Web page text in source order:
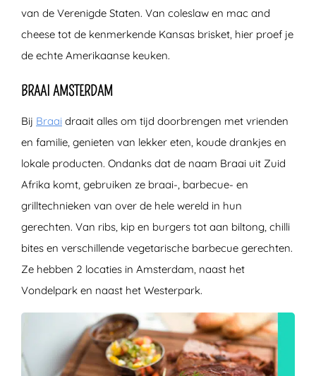
van de Verenigde Staten. Van coleslaw en mac and
cheese tot de kenmerkende Kansas brisket, hier proef je
de echte Amerikaanse keuken.
BRAAI AMSTERDAM
Bij Braai draait alles om tijd doorbrengen met vrienden
en familie, genieten van lekker eten, koude drankjes en
lokale producten. Ondanks dat de naam Braai uit Zuid
Afrika komt, gebruiken ze braai-, barbecue- en
grilltechnieken van over de hele wereld in hun
gerechten. Van ribs, kip en burgers tot aan biltong, chilli
bites en verschillende vegetarische barbecue gerechten.
Ze hebben 2 locaties in Amsterdam, naast het
Vondelpark en naast het Westerpark.